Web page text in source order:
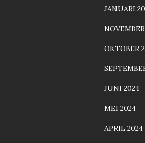
JANUARI
OKTOBER
JUNI 2024
MEI 2024
APRIL 2024